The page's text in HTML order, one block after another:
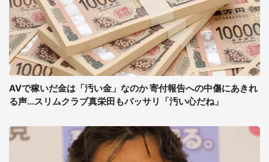
AVで稼いだ金は「汚い金」なのか 寄付報告への中傷にあきれ
る声...スリムクラブ真栄田もバッサリ「汚い心だね」